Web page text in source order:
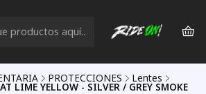
PROTECCIONES Lentes
LIME YELLOW - SILVER / GREY SMOKE